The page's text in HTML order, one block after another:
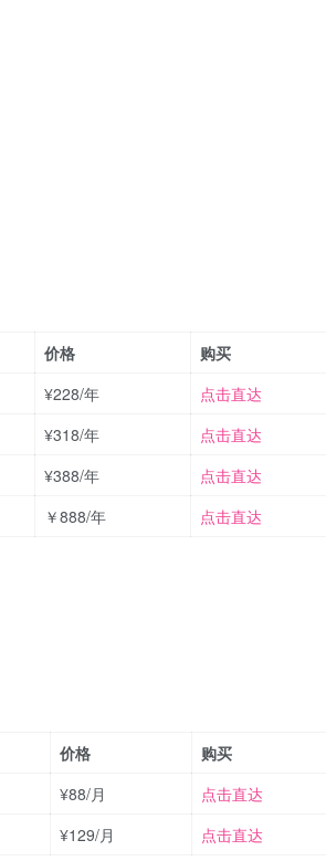
价格
购买
¥228/年
点击直达
¥318/年
点击直达
¥388/年
点击直达
￥888/年 点击直达
价格
购买
¥88/月
点击直达
¥129/月 点击直达